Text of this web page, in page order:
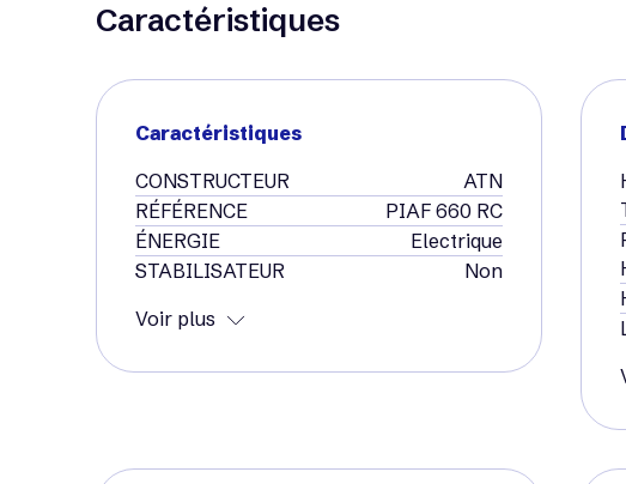
Caractéristiques
Caractéristiques
CONSTRUCTEUR
ATN
RÉFÉRENCE
PIAF 660 RC
ÉNERGIE
Electrique
STABILISATEUR
Non
Voir plus